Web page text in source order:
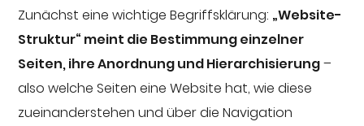
Zunächst eine wichtige Begriffsklärung: „Website-
Struktur“ meint die Bestimmung einzelner
Seiten, ihre Anordnung und Hierarchisierung–
also welche Seiten eine Website hat, wie diese
zueinanderstehen und über die Navigation